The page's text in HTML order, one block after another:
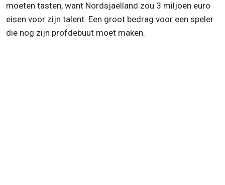
moeten tasten, want Nordsjaelland zou 3 miljoen euro
eisen voor zijn talent. Een groot bedrag voor een speler
die nog zijn profdebuut moet maken.